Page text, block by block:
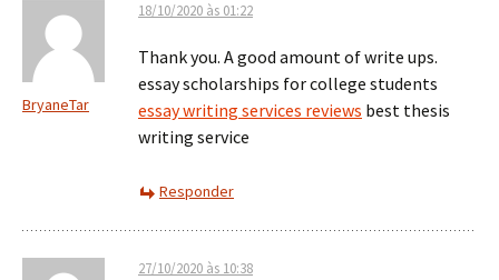
BryaneTar
18/10/2020 às 01:22
Thank you. A good amount of write ups.
essay scholarships for college students
essay writing services reviews best thesis
writing service
Responder
27/10/2020 às 10:38